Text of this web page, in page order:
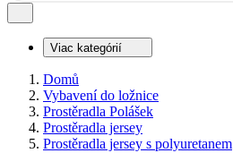
Viac kategórií
Domů
Vybavení do ložnice
Prostěradla Polášek
Prostěradla jersey
Prostěradla jersey s polyuretanem